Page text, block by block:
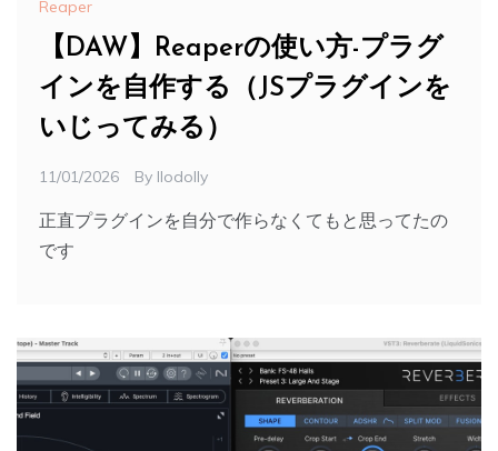
Reaper
【DAW】Reaperの使い方-プラグ
インを自作する（JSプラグインを
いじってみる）
11/01/2026 By Ilodolly
正直プラグインを自分で作らなくてもと思ってたの
です